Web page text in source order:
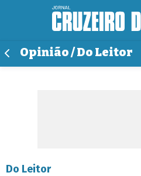
Opinião / Do Leitor
Do Leitor